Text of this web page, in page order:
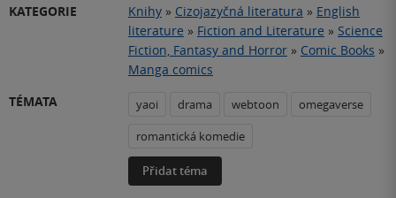
KATEGORIE Knihy » Cizojazyčná literatura » English
literature » Fiction and Literature » Science
Fiction, Fantasy and Horror » Comic Books »
Manga comics
TÉMATA
yaoi drama webtoon
omegaverse
romantická komedie
Přidat téma